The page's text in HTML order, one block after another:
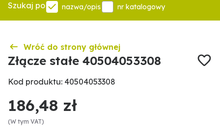
Szukaj po nazwa/opis nr katalogowy
Wróć do strony głównej
Złącze stałe 40504053308
Kod produktu: 40504053308
186,48 zł
(W tym VAT)